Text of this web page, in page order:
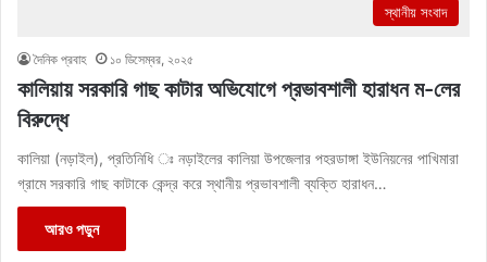
স্থানীয় সংবাদ
দৈনিক প্রবাহ ১০ ডিসেম্বর, ২০২৫
কালিয়ায় সরকারি গাছ কাটার অভিযোগে প্রভাবশালী হারাধন ম-লের
বিরুদ্ধে
কালিয়া (নড়াইল), প্রতিনিধি ঃ নড়াইলের কালিয়া উপজেলার পহরডাঙ্গা ইউনিয়নের পাখিমারা
গ্রামে সরকারি গাছ কাটাকে কেন্দ্র করে স্থানীয় প্রভাবশালী ব্যক্তি হারাধন…
আরও পড়ুন